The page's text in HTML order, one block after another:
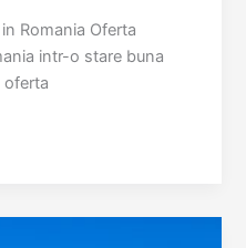
Romania Oferta
intr-o stare buna
oferta